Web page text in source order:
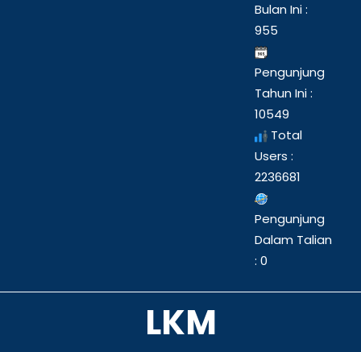
Bulan Ini :
955
Pengunjung
Tahun Ini :
10549
Total
Users :
2236681
Pengunjung
Dalam Talian
: 0
LKM